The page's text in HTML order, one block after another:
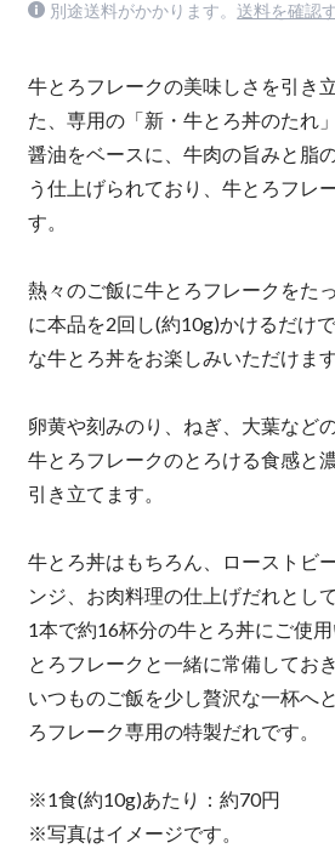
別途送料がかかります。 送料を確認
牛とろフレークの美味しさを引き
た、専用の「新・牛とろ丼のたれ」
醤油をベースに、牛肉の旨みと脂
う仕上げられており、牛とろフレ
す。
熱々のご飯に牛とろフレークをた
に本品を2回し(約10g)かけるだけ
な牛とろ丼をお楽しみいただけます
卵黄や刻みのり、ねぎ、大葉など
牛とろフレークのとろける食感と
引き立てます。
牛とろ丼はもちろん、ローストビ
ンジ、お肉料理の仕上げだれとし
1本で約16杯分の牛とろ丼にご使
とろフレークと一緒に常備してお
いつものご飯を少し贅沢な一杯へ
ろフレーク専用の特製だれです。
※1食(約10g)あたり：約70円
※写真はイメージです。